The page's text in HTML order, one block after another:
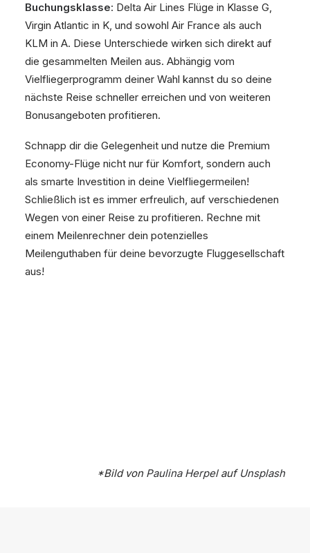
Buchungsklasse: Delta Air Lines Flüge in Klasse G,
Virgin Atlantic in K, und sowohl Air France als auch
KLM in A. Diese Unterschiede wirken sich direkt auf
die gesammelten Meilen aus. Abhängig vom
Vielfliegerprogramm deiner Wahl kannst du so deine
nächste Reise schneller erreichen und von weiteren
Bonusangeboten profitieren.
Schnapp dir die Gelegenheit und nutze die Premium
Economy-Flüge nicht nur für Komfort, sondern auch
als smarte Investition in deine Vielfliegermeilen!
Schließlich ist es immer erfreulich, auf verschiedenen
Wegen von einer Reise zu profitieren. Rechne mit
einem Meilenrechner dein potenzielles
Meilenguthaben für deine bevorzugte Fluggesellschaft
aus!
*Bild von Paulina Herpelauf Unsplash